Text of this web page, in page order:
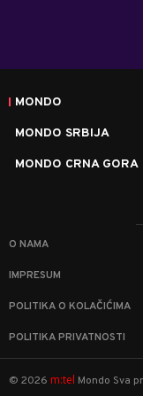
MONDO
MONDO SRBIJA
MONDO CRNA GORA
O NAMA
IMPRESUM
POLITIKA O KOLAČIĆIMA
POLITIKA PRIVATNOSTI
© 2026 m:tel Mondo Sva